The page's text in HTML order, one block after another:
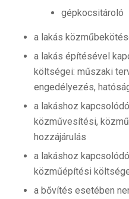
gépkocsitároló
a lakás
a lakás építésével
költségei: műszaki
engedélyezés,
a lakáshoz
közművesítési,
hozzájárulás
a lakáshoz
közműépítési
a bővítés esetében